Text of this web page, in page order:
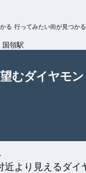
る 行ってみたい街が見つかる
国領駅
むダイヤモ
より見えるダイ